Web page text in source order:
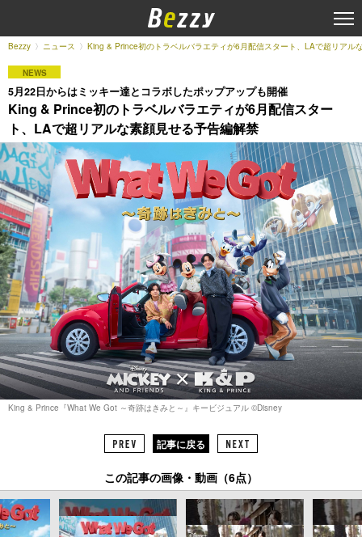
Bezzy ニュース King & Prince初のトラベルバラエティが6月配信スタート、LAで超リアル
NEWS
5月22日からはミッキー達とコラボしたポップアップも開催
King & Prince初のトラベルバラエティが6月配信スター
ト、LAで超リアルな素顔見せる予告編解禁
King & Prince『What We Got ～奇跡はきみと～』キービジュアル ©︎Disney
記事に戻る
この記事の画像・動画（6点）